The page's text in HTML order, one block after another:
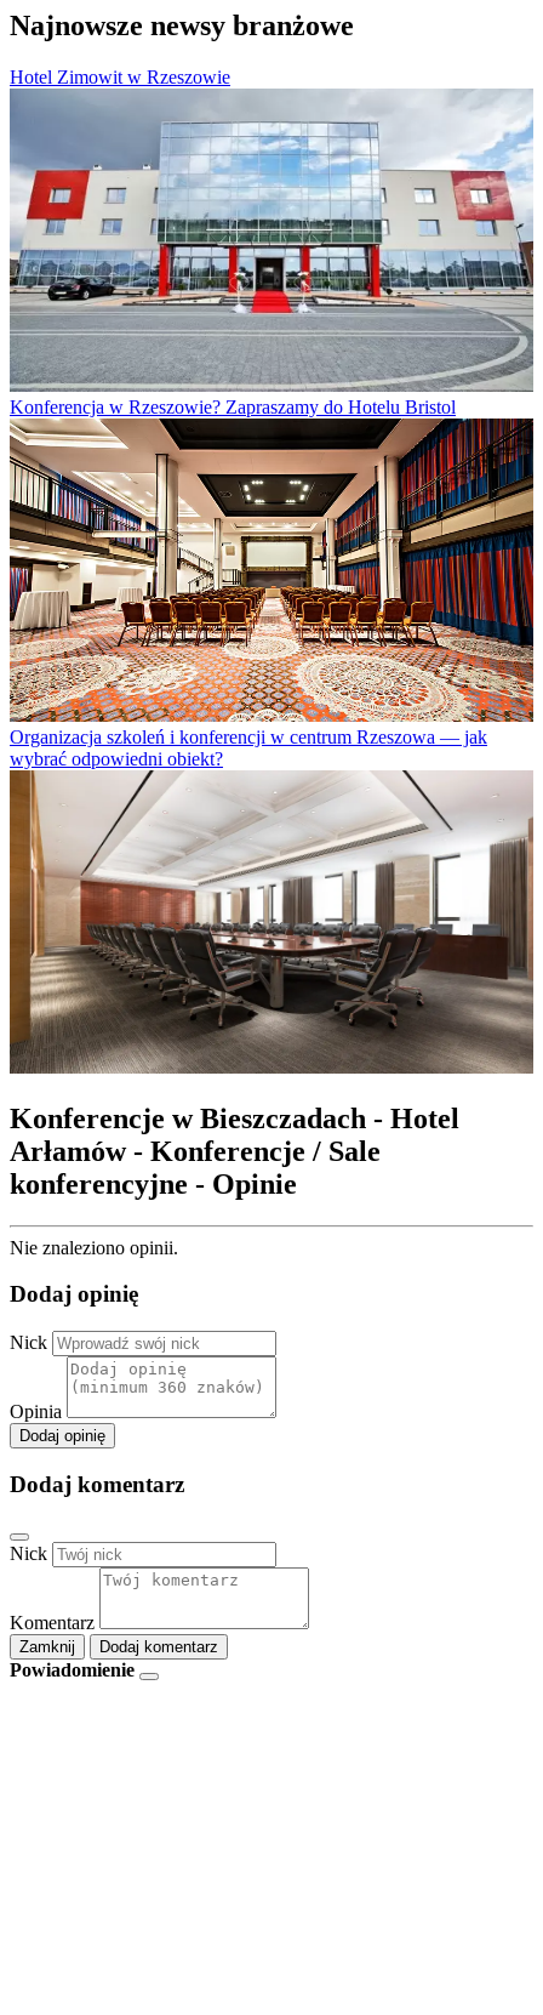
Najnowsze newsy branżowe
Hotel Zimowit w Rzeszowie
Konferencja w Rzeszowie? Zapraszamy do Hotelu Bristol
Organizacja szkoleń i konferencji w centrum Rzeszowa — jak
wybrać odpowiedni obiekt?
Konferencje w Bieszczadach - Hotel
Arłamów - Konferencje / Sale
konferencyjne - Opinie
Nie znaleziono opinii.
Dodaj opinię
Nick
Opinia
Dodaj opinię
Dodaj komentarz
Nick
Komentarz
Zamknij Dodaj komentarz
Powiadomienie